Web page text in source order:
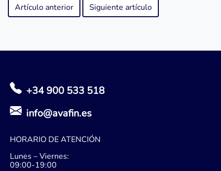
Artículo anterior Siguiente artículo
+34 900 533 518
info@avafin.es
HORARIO DE ATENCIÓN
Lunes – Viernes:
09:00-19:00